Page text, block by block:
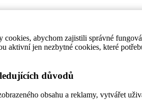
abychom zajistili správné
aktivní jen nezbytné cookies, které
důvodů
obsahu a reklamy, vytvářet